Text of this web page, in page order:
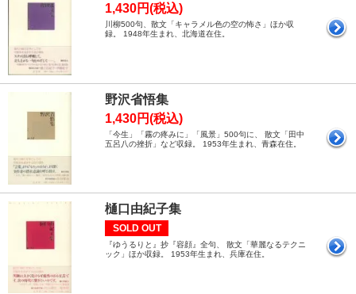
1,430円(税込)
川柳500句、散文「キャラメル色の空の怖さ」ほか収
録。 1948年生まれ、北海道在住。
野沢省悟集
1,430円(税込)
「今生」「霧の疼みに」「風景」500句に、 散文「田中
五呂八の挫折」など収録。 1953年生まれ、青森在住。
樋口由紀子集
SOLD OUT
『ゆうるりと』抄『容顔』全句、 散文「華麗なるテクニ
ック」ほか収録。 1953年生まれ、兵庫在住。